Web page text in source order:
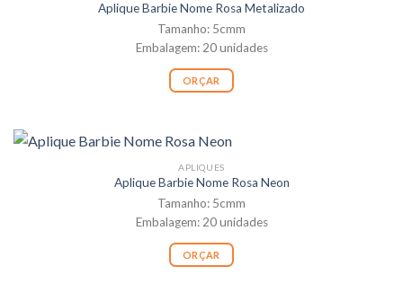
Aplique Barbie Nome Rosa Metalizado
Tamanho: 5cmm
Embalagem: 20 unidades
ORÇAR
APLIQUES
Aplique Barbie Nome Rosa Neon
Tamanho: 5cmm
Embalagem: 20 unidades
ORÇAR